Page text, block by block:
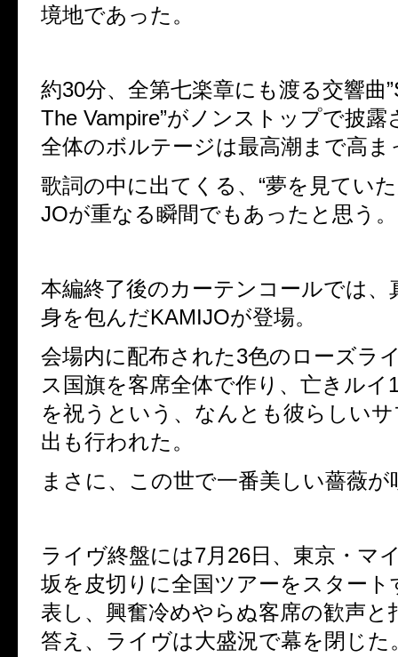
境地であった。
約30分、全第七楽章にも渡る交響曲
The Vampire”がノンストップで披露
全体のボルテージは最高潮まで高ま
歌詞の中に出てくる、“夢を見てい
JOが重なる瞬間でもあったと思う
本編終了後のカーテンコールでは、
身を包んだKAMIJOが登場。
会場内に配布された3色のローズラ
ス国旗を客席全体で作り、亡きルイ
を祝うという、なんとも彼らしい
出も行われた。
まさに、この世で一番美しい薔薇
ライヴ終盤には7月26日、東京・マ
坂を皮切りに全国ツアーをスター
表し、興奮冷めやらぬ客席の歓声と
答え、ライヴは大盛況で幕を閉じた